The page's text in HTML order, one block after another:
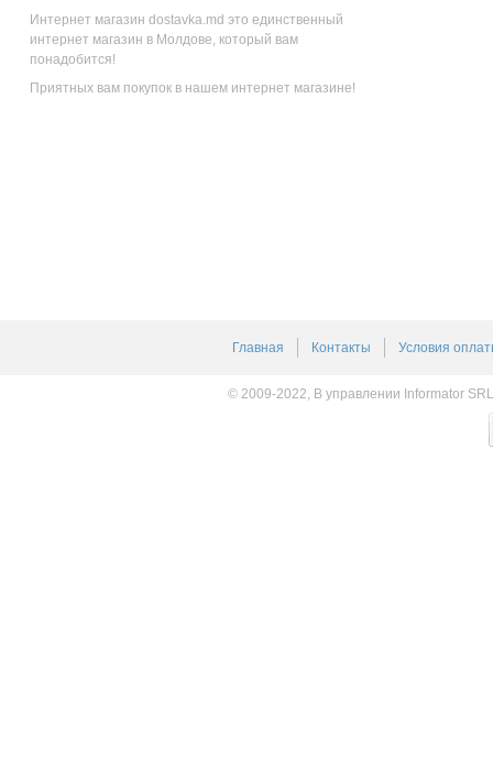
Интернет магазин dostavka.md это единственный
интернет магазин в Молдове, который вам
понадобится!
Приятных вам покупок в нашем интернет магазине!
Главная Контакты Условия
© 2009-2022, В управлении Informator SRL